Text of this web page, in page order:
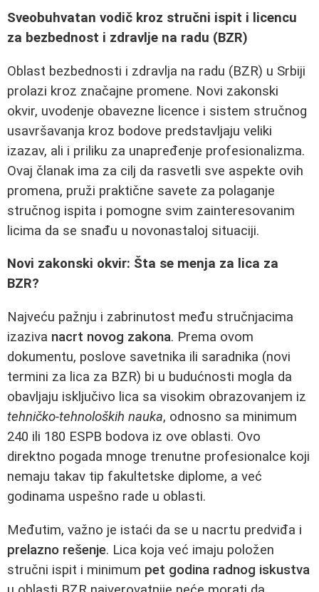
Sveobuhvatan vodič kroz stručni ispit i licencu
za bezbednost i zdravlje na radu (BZR)
Oblast bezbednosti i zdravlja na radu (BZR) u Srbiji
prolazi kroz značajne promene. Novi zakonski
okvir, uvodenje obavezne licence i sistem stručnog
usavršavanja kroz bodove predstavljaju veliki
izazav, ali i priliku za unapređenje profesionalizma.
Ovaj članak ima za cilj da rasvetli sve aspekte ovih
promena, pruži praktične savete za polaganje
stručnog ispita i pomogne svim zainteresovanim
licima da se snađu u novonastaloj situaciji.
Novi zakonski okvir: Šta se menja za lica za
BZR?
Najveću pažnju i zabrinutost među stručnjacima
izaziva nacrt novog zakona. Prema ovom
dokumentu, poslove savetnika ili saradnika (novi
termini za lica za BZR) bi u budućnosti mogla da
obavljaju isključivo lica sa visokim obrazovanjem iz
tehničko-tehnoloških nauka, odnosno sa minimum
240 ili 180 ESPB bodova iz ove oblasti. Ovo
direktno pogada mnoge trenutne profesionalce koji
nemaju takav tip fakultetske diplome, a već
godinama uspešno rade u oblasti.
Međutim, važno je istaći da se u nacrtu predviđa i
prelazno rešenje. Lica koja već imaju položen
stručni ispit i minimum pet godina radnog iskustva